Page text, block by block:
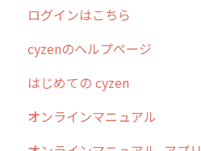
ログインはこちら
cyzenのヘルプページ
はじめての cyzen
0. はじめてのcyzenの使い方
オンラインマニュアル